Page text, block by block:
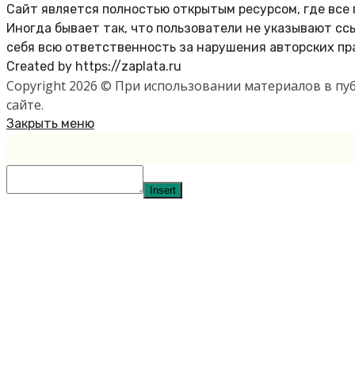
Сайт является полностью открытым ресурсом, где
Иногда бывает так, что пользователи не указывают
себя всю ответственность за нарушения авторских
Created by https://zaplata.ru
Copyright 2026 © При использовании материалов в
сайте.
Закрыть меню
Insert